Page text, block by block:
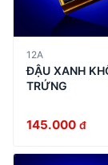
12A
ĐẬU XANH
TRỨNG
145.000 đ